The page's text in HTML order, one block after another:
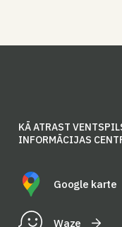
KĀ ATRAST
INFORMĀCIJAS
Google karte
Waze